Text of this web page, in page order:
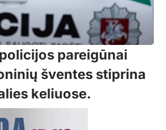
pareigūnai
šventes stiprina
keliuose.